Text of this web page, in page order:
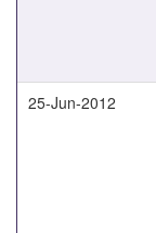
25-Jun-2012